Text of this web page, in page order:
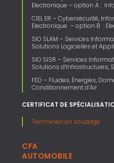
Electronique – option A :
CIEL ER – Cybersécurité,
Electronique – option B :
SIO SLAM – Services
Solutions Logicielles et
SIO SISR – Services
Solutions d’Infrastructures,
FED – Fluides, Énergies,
Conditionnement d’Air
CERTIFICAT DE
Technicien en soudage
CFA
AUTOMOBILE